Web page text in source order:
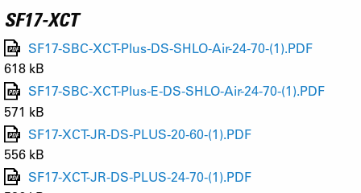
SF17-XCT
SF17-SBC-XCT-Plus-DS-SHLO-Air-24-70-(1).PDF
618 kB
SF17-SBC-XCT-Plus-E-DS-SHLO-Air-24-70-(1).PDF
571 kB
SF17-XCT-JR-DS-PLUS-20-60-(1).PDF
556 kB
SF17-XCT-JR-DS-PLUS-24-70-(1).PDF